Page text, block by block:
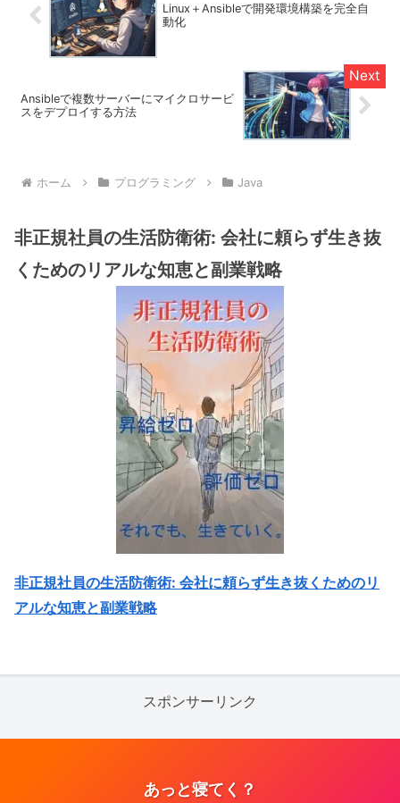
Linux＋Ansibleで開発環境構築を完全自
動化
Ansibleで複数サーバーにマイクロサービ
スをデプロイする方法
ホーム プログラミング Java
非正規社員の生活防衛術: 会社に頼らず生き抜
くためのリアルな知恵と副業戦略
非正規社員の生活防衛術: 会社に頼らず生き抜くためのリ
アルな知恵と副業戦略
スポンサーリンク
あっと寝てく？